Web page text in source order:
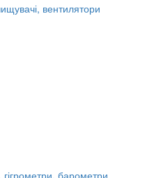
вентилятори
барометри